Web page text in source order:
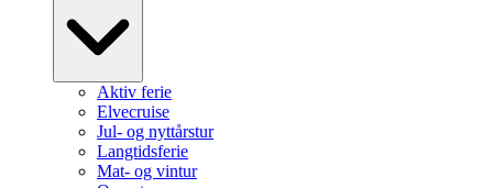
Aktiv ferie
Elvecruise
Jul- og nyttårstur
Langtidsferie
Mat- og vintur